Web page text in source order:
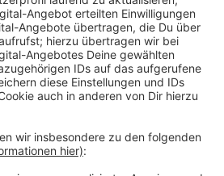
davor.
26.03.2020 16:34